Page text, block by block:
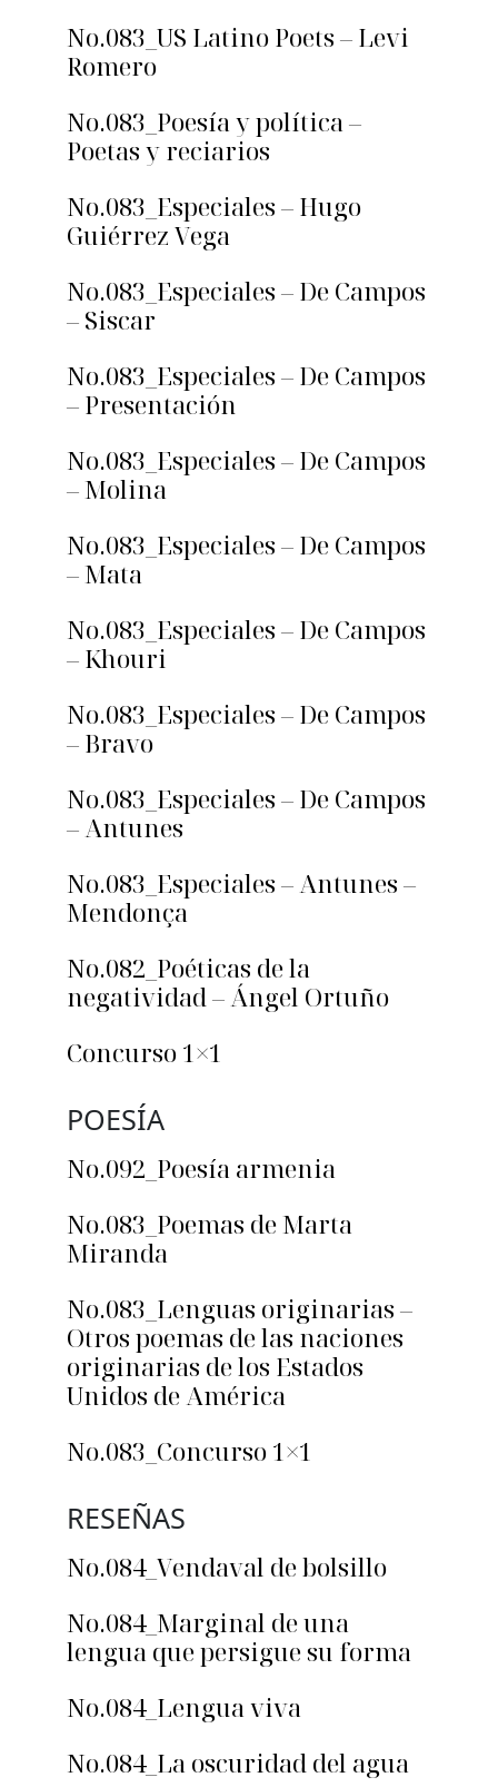
No.083_US Latino Poets – Levi
Romero
No.083_Poesía y política –
Poetas y reciarios
No.083_Especiales – Hugo
Guiérrez Vega
No.083_Especiales – De Campos
– Siscar
No.083_Especiales – De Campos
– Presentación
No.083_Especiales – De Campos
– Molina
No.083_Especiales – De Campos
– Mata
No.083_Especiales – De Campos
– Khouri
No.083_Especiales – De Campos
– Bravo
No.083_Especiales – De Campos
– Antunes
No.083_Especiales – Antunes –
Mendonça
No.082_Poéticas de la
negatividad – Ángel Ortuño
Concurso 1×1
POESÍA
No.092_Poesía armenia
No.083_Poemas de Marta
Miranda
No.083_Lenguas originarias –
Otros poemas de las naciones
originarias de los Estados
Unidos de América
No.083_Concurso 1×1
RESEÑAS
No.084_Vendaval de bolsillo
No.084_Marginal de una
lengua que persigue su forma
No.084_Lengua viva
No.084_La oscuridad del agua